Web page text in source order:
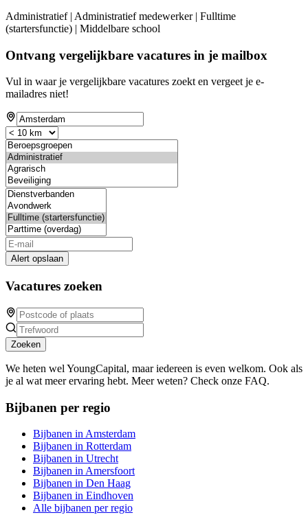
Administratief | Administratief medewerker | Fulltime
(startersfunctie) | Middelbare school
Ontvang vergelijkbare vacatures in je mailbox
Vul in waar je vergelijkbare vacatures zoekt en vergeet je e-
mailadres niet!
Alert opslaan
Vacatures zoeken
Zoeken
We heten wel YoungCapital, maar iedereen is even welkom. Ook als
je al wat meer ervaring hebt. Meer weten? Check onze FAQ.
Bijbanen per regio
Bijbanen in Amsterdam
Bijbanen in Rotterdam
Bijbanen in Utrecht
Bijbanen in Amersfoort
Bijbanen in Den Haag
Bijbanen in Eindhoven
Alle bijbanen per regio